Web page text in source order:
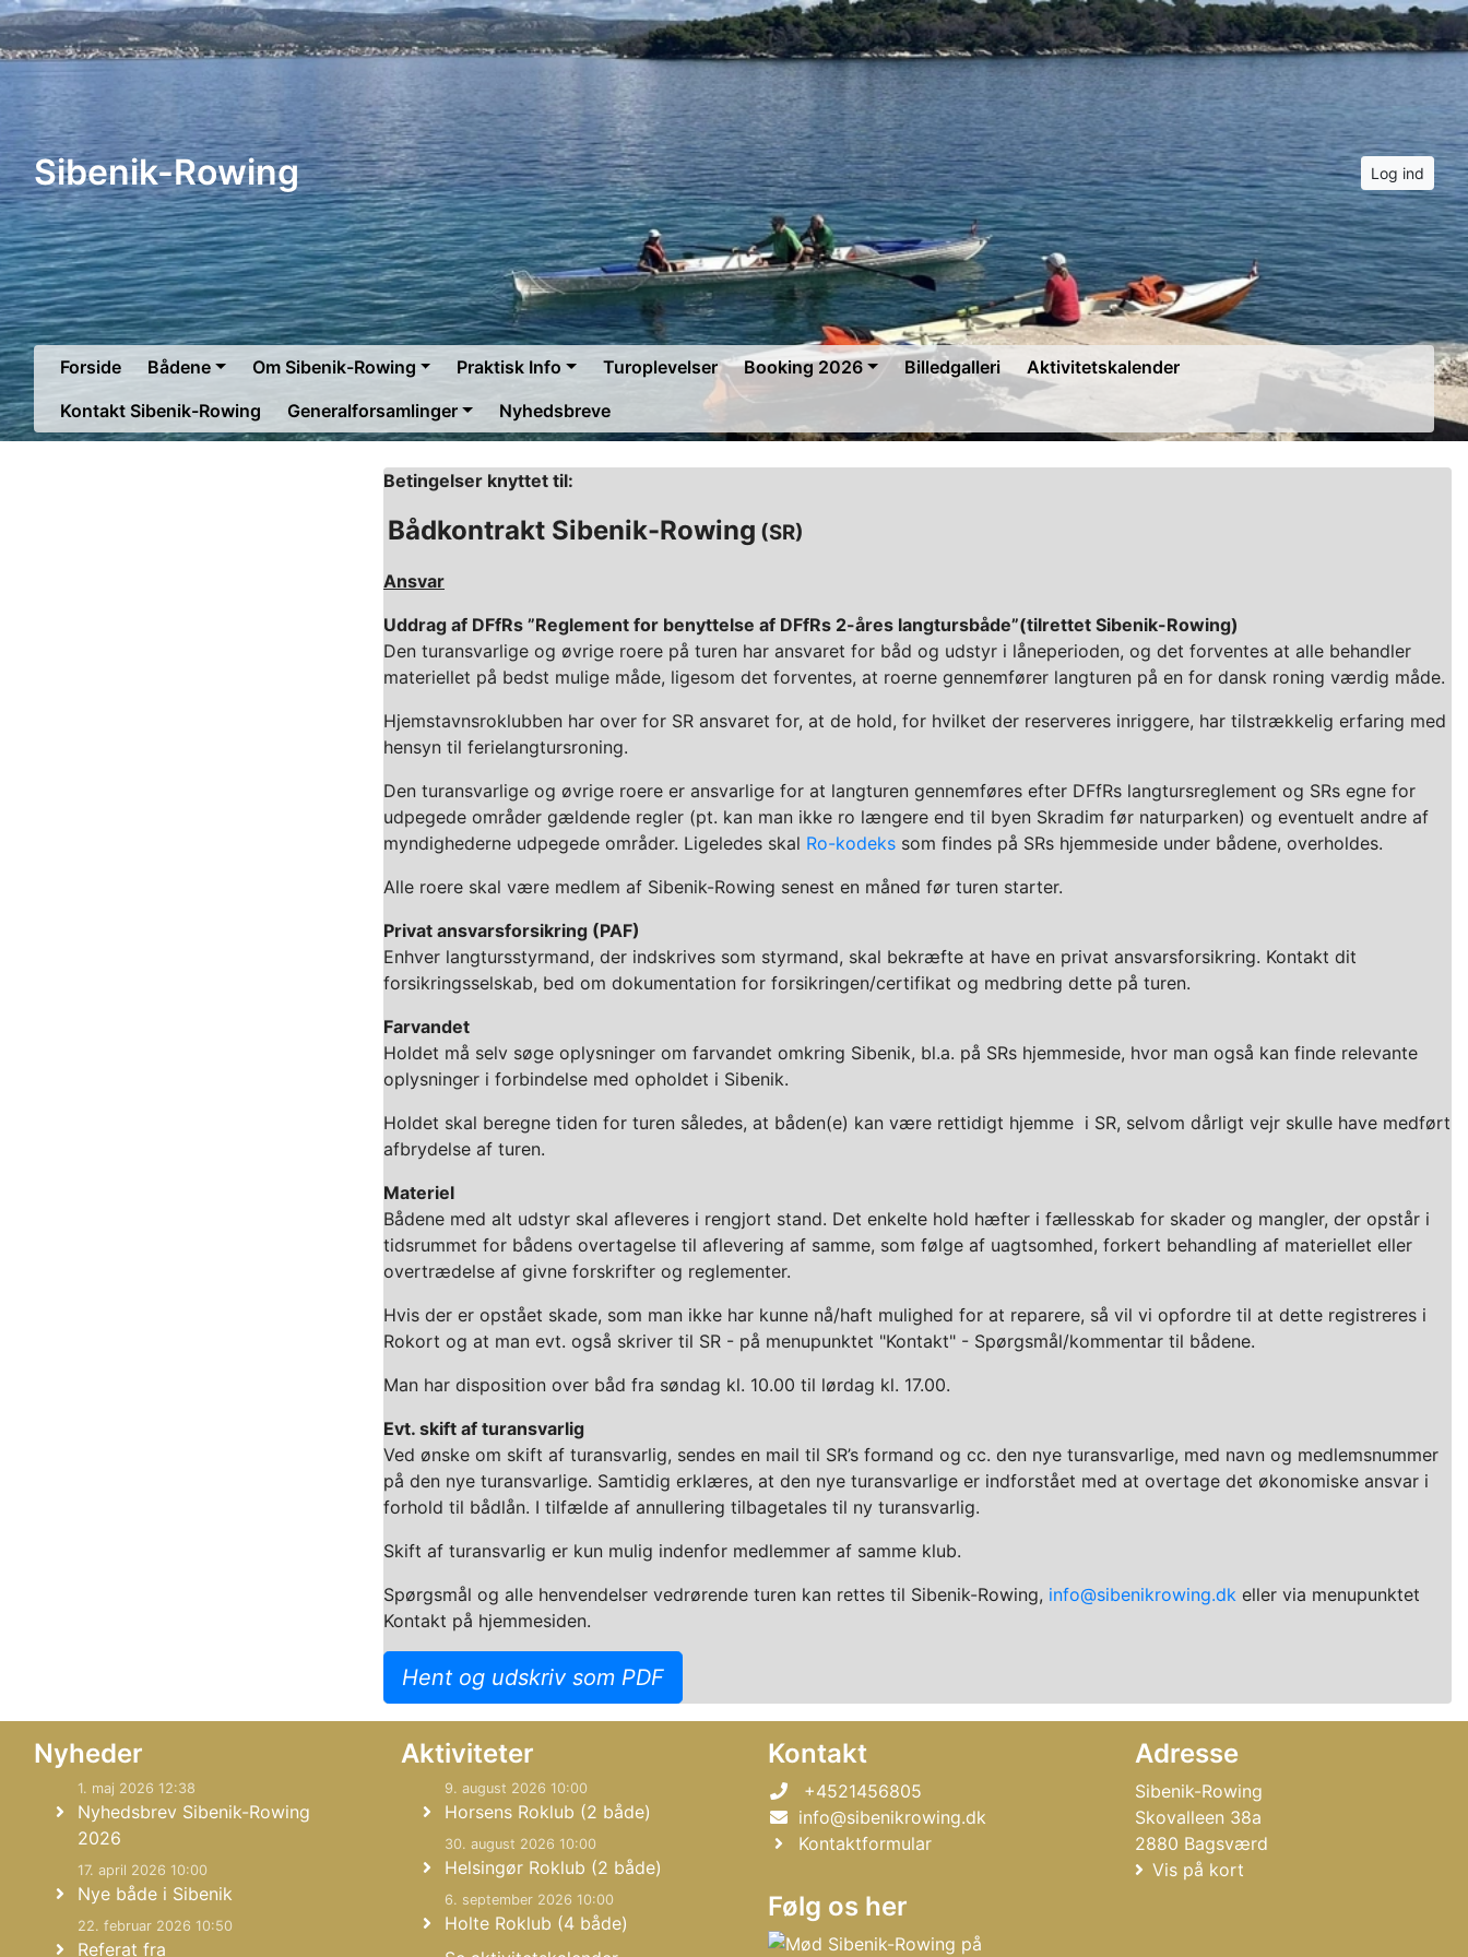
Sibenik-Rowing Log ind
Forside Bådene Om Sibenik-Rowing Praktisk Info Turoplevelser Booking 2026 Billedgalleri
Aktivitetskalender
Kontakt Sibenik-Rowing
Generalforsamlinger Nyhedsbreve
Betingelser knyttet til:
Bådkontrakt Sibenik-Rowing (SR)
Ansvar
Uddrag af DFfRs ”Reglement for benyttelse af DFfRs 2-åres langtursbåde”(tilrettet Sibenik-Rowing)
Den turansvarlige og øvrige roere på turen har ansvaret for båd og udstyr i låneperioden, og det forventes at alle behandler
materiellet på bedst mulige måde, ligesom det forventes, at roerne gennemfører langturen på en for dansk roning værdig måde.
Hjemstavnsroklubben har over for SR ansvaret for, at de hold, for hvilket der reserveres inriggere, har tilstrækkelig erfaring med
hensyn til ferielangtursroning.
Den turansvarlige og øvrige roere er ansvarlige for at langturen gennemføres efter DFfRs langtursreglement og SRs egne for
udpegede områder gældende regler (pt. kan man ikke ro længere end til byen Skradim før naturparken) og eventuelt andre af
myndighederne udpegede områder. Ligeledes skal Ro-kodeks som findes på SRs hjemmeside under bådene, overholdes.
Alle roere skal være medlem af Sibenik-Rowing senest en måned før turen starter.
Privat ansvarsforsikring (PAF)
Enhver langtursstyrmand, der indskrives som styrmand, skal bekræfte at have en privat ansvarsforsikring. Kontakt dit
forsikringsselskab, bed om dokumentation for forsikringen/certifikat og medbring dette på turen.
Farvandet
Holdet må selv søge oplysninger om farvandet omkring Sibenik, bl.a. på SRs hjemmeside, hvor man også kan finde relevante
oplysninger i forbindelse med opholdet i Sibenik.
Holdet skal beregne tiden for turen således, at båden(e) kan være rettidigt hjemme i SR, selvom dårligt vejr skulle have medført
afbrydelse af turen.
Materiel
Bådene med alt udstyr skal afleveres i rengjort stand. Det enkelte hold hæfter i fællesskab for skader og mangler, der opstår i
tidsrummet for bådens overtagelse til aflevering af samme, som følge af uagtsomhed, forkert behandling af materiellet eller
overtrædelse af givne forskrifter og reglementer.
Hvis der er opstået skade, som man ikke har kunne nå/haft mulighed for at reparere, så vil vi opfordre til at dette registreres i
Rokort og at man evt. også skriver til SR - på menupunktet "Kontakt" - Spørgsmål/kommentar til bådene.
Man har disposition over båd fra søndag kl. 10.00 til lørdag kl. 17.00.
Evt. skift af turansvarlig
Ved ønske om skift af turansvarlig, sendes en mail til SR’s formand og cc. den nye turansvarlige, med navn og medlemsnummer
på den nye turansvarlige. Samtidig erklæres, at den nye turansvarlige er indforstået med at overtage det økonomiske ansvar i
forhold til bådlån. I tilfælde af annullering tilbagetales til ny turansvarlig.
Skift af turansvarlig er kun mulig indenfor medlemmer af samme klub.
Spørgsmål og alle henvendelser vedrørende turen kan rettes til Sibenik-Rowing, info@sibenikrowing.dk eller via menupunktet
Kontakt på hjemmesiden.
Hent og udskriv som PDF
Nyheder
1. maj 2026 12:38
Nyhedsbrev Sibenik-Rowing
2026
17. april 2026 10:00
Nye både i Sibenik
22. februar 2026 10:50
Referat fra
Aktiviteter
9. august 2026 10:00
Horsens Roklub (2 både)
30. august 2026 10:00
Helsingør Roklub (2 både)
6. september 2026 10:00
Holte Roklub (4 både)
Kontakt
+4521456805
info@sibenikrowing.dk
Kontaktformular
Følg os her
Adresse
Sibenik-Rowing
Skovalleen 38a
2880 Bagsværd
Vis på kort